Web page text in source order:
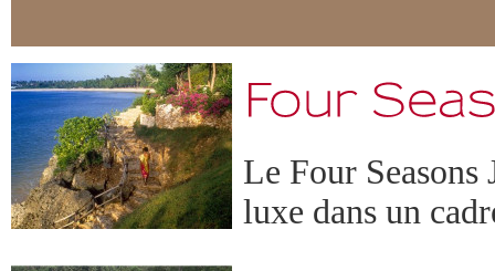
Le Four Seasons
luxe dans un